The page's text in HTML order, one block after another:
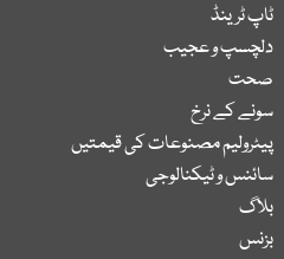
ٹاپ ٹرینڈ
دلچسپ و عجیب
صحت
سونے کے نرخ
پیٹرولیم مصنوعات کی قیمتیں
سائنس و ٹیکنالوجی
بلاگ
بزنس